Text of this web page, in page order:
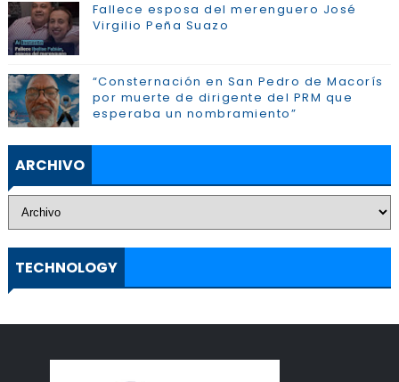
Fallece esposa del merenguero José
Virgilio Peña Suazo
“Consternación en San Pedro de Macorís
por muerte de dirigente del PRM que
esperaba un nombramiento”
ARCHIVO
TECHNOLOGY